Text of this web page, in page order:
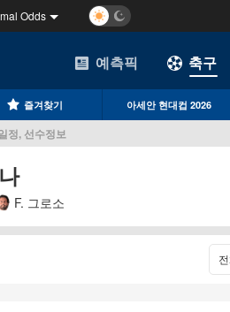
Odds
예측픽 축구
즐겨찾기 아세안 현대컵 2026
정, 선수정보
F. 그로소